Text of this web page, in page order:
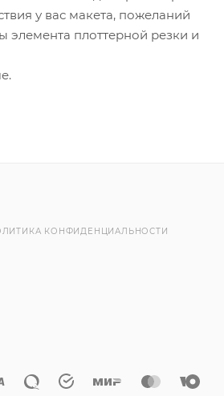
у вас макета, пожеланий
элемента плоттерной резки и
КОНФИДЕНЦИАЛЬНОСТИ